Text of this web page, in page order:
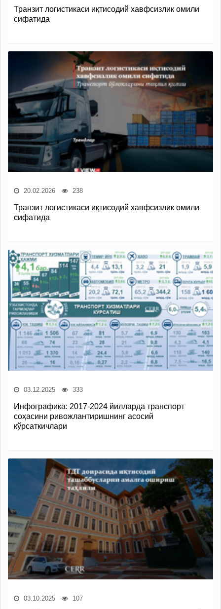
Транзит логистикаси иқтисодий хавфсизлик омили
сифатида
20.02.2026 238
Транзит логистикаси иқтисодий хавфсизлик омили
сифатида
03.12.2025 333
Инфографика: 2017-2024 йилларда транспорт
соҳасини ривожлантиришнинг асосий
кўрсаткичлари
03.10.2025 107